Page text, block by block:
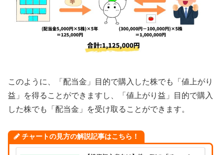
このように、「配当金」目的で購入した株でも「値上がり
益」を得ることができますし、「値上がり益」目的で購入
した株でも「配当金」を受け取ることができます。
チャートの見方の解説記事はこちら！